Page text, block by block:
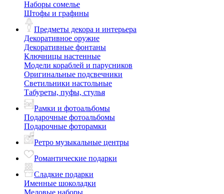
Наборы сомелье
Штофы и графины
Предметы декора и интерьера
Декоративное оружие
Декоративные фонтаны
Ключницы настенные
Модели кораблей и парусников
Оригинальные подсвечники
Светильники настольные
Табуреты, пуфы, стулья
Рамки и фотоальбомы
Подарочные фотоальбомы
Подарочные фоторамки
Ретро музыкальные центры
Романтические подарки
Сладкие подарки
Именные шоколадки
Медовые наборы